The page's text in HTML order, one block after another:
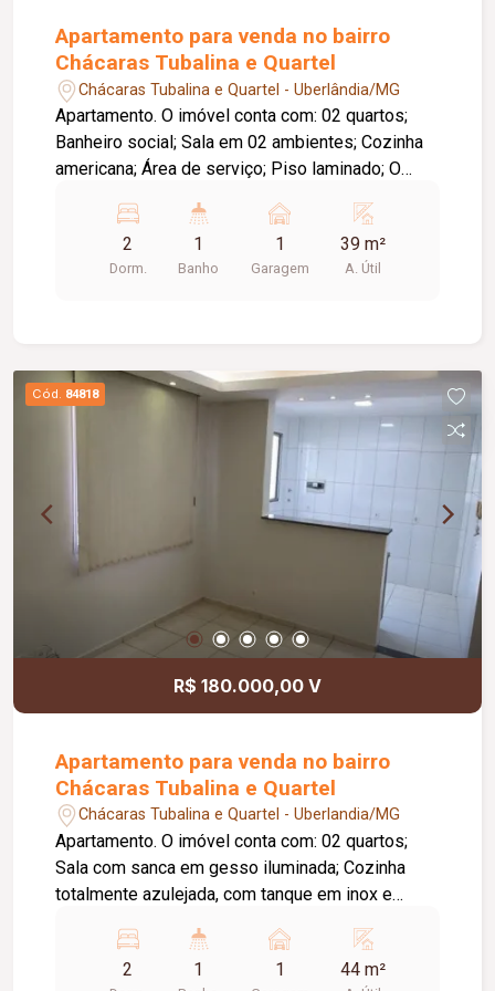
Apartamento para venda no bairro
Chácaras Tubalina e Quartel
Chácaras Tubalina e Quartel - Uberlândia/MG
Apartamento. O imóvel conta com: 02 quartos;
Banheiro social; Sala em 02 ambientes; Cozinha
americana; Área de serviço; Piso laminado; O
equipada; Ambientes funcionais e bem
distribuídos.
2
Dorm.
1
Banho
1
Garagem
39 m²
A. Útil
Cód. 84818
R$ 180.000,00 V
Apartamento para venda no bairro
Chácaras Tubalina e Quartel
Chácaras Tubalina e Quartel - Uberlandia/MG
Apartamento. O imóvel conta com: 02 quartos;
Sala com sanca em gesso iluminada; Cozinha
totalmente azulejada, com tanque em inox e
com box e revestimento em azulejo; Persianas
nos quartos e na sala; Garagem coberta; O
2 1 1 44 m²